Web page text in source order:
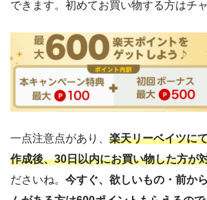
できます。初めてお買い物する方はチ
一点注意点があり、 楽天リーベイツに
作成後、30日以内にお買い物した方が
ださいね。 今すぐ、欲しいもの・前か